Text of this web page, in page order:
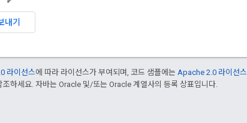
내기
라이선스에 따라 라이선스가 부여되며, 코드 샘플에는 Apache 2.0 라이선스
조하세요. 자바는 Oracle 및/또는 Oracle 계열사의 등록 상표입니다.